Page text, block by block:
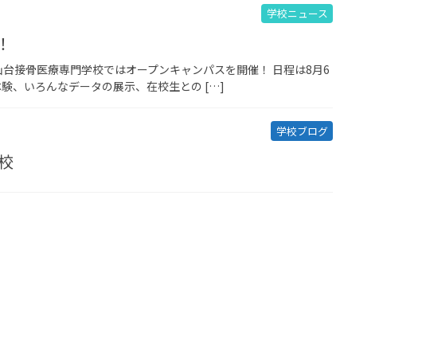
学校ニュース
接骨医療専門学校ではオープンキャンパスを開催！ 日程は8月6
、いろんなデータの展示、在校生との […]
学校ブログ